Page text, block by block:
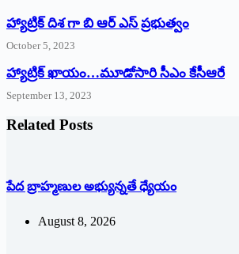
హ్యాట్రిక్ దిశ గా బి ఆర్ ఎస్ ప్రభుత్వం
October 5, 2023
హ్యాట్రిక్‌ ‌ఖాయం…మూడోసారి సీఎం కేసీఆరే
September 13, 2023
Related Posts
పేద బ్రాహ్మణుల అభ్యున్నతే ధ్యేయం
August 8, 2026